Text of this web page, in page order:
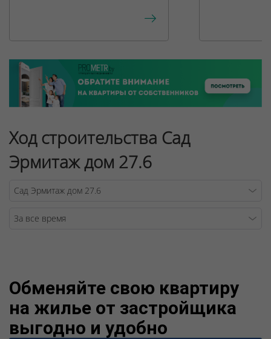
Ход строительства Сад
Эрмитаж дом 27.6
Обменяйте свою квартиру
на жилье от застройщика
выгодно и удобно